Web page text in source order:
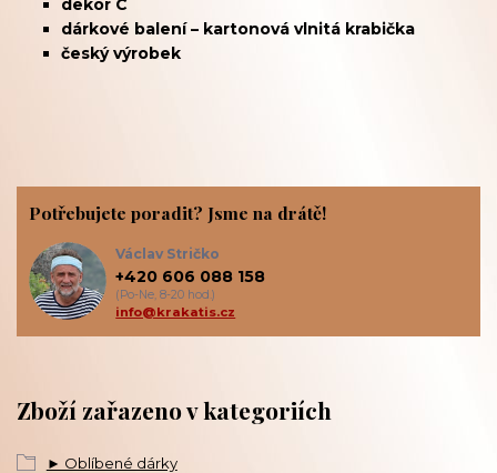
dárkové balení – kartonová vlnitá krabička
český výrobek
Zboží zařazeno v kategoriích
► Oblíbené dárky
Potřebujete poradit? Jsme na drátě!
Václav Stričko
+420 606 088 158
(Po-Ne, 8-20 hod.)
info@krakatis.cz